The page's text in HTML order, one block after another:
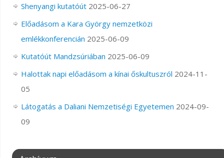
Shenyangi kutatóút 2025-06-27
Előadásom a Kara György nemzetközi
emlékkonferencián 2025-06-09
Kutatóút Mandzsúriában 2025-06-09
Halottak napi előadásom a kínai őskultuszról 2024-11-
05
Látogatás a Daliani Nemzetiségi Egyetemen 2024-09-
09